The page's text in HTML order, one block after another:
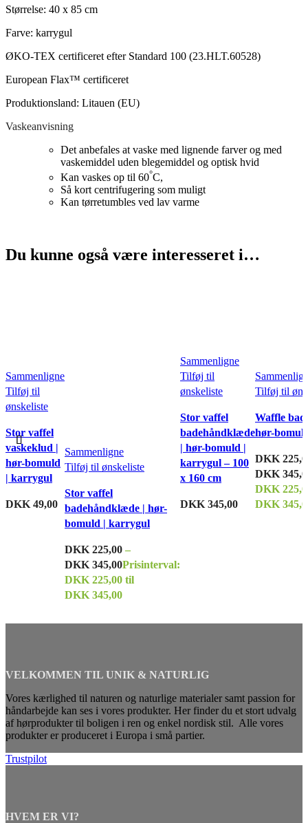
Størrelse: 40 x 85 cm
Farve: karrygul
ØKO-TEX certificeret efter Standard 100 (23.HLT.60528)
European Flax™ certificeret
Produktionsland: Litauen (EU)
Vaskeanvisning
Det anbefales at vaske med lignende farver og med
vaskemiddel uden blegemiddel og optisk hvid
Kan vaskes op til 60°C,
Så kort centrifugering som muligt
Kan tørretumbles ved lav varme
Du kunne også være interesseret i…
Sammenligne
Tilføj til
ønskeliste
Stor vaffel
vaskeklud |
hør-bomuld
| karrygul
DKK 49,00
Sammenligne
Tilføj til ønskeliste
Stor vaffel
badehåndklæde | hør-
bomuld | karrygul
DKK 225,00 –
DKK 345,00Prisinterval:
DKK 225,00 til
DKK 345,00
Sammenligne
Tilføj til
ønskeliste
Stor vaffel
badehåndklæde
| hør-bomuld |
karrygul – 100
x 160 cm
DKK 345,00
Tilføj til
Waffle
hør-
DKK
DKK
DKK
DKK
VELKOMMEN TIL UNIK & NATURLIG
Vores kærlighed til naturen og naturlige materialer samt passion for
håndarbejde kan ses i vores produkter. Her finder du et stort udvalg
af hørprodukter til boligen i ren og enkel nordisk stil. Alle vores
produkter er produceret i Europa i små partier.
Trustpilot
HVEM ER VI?